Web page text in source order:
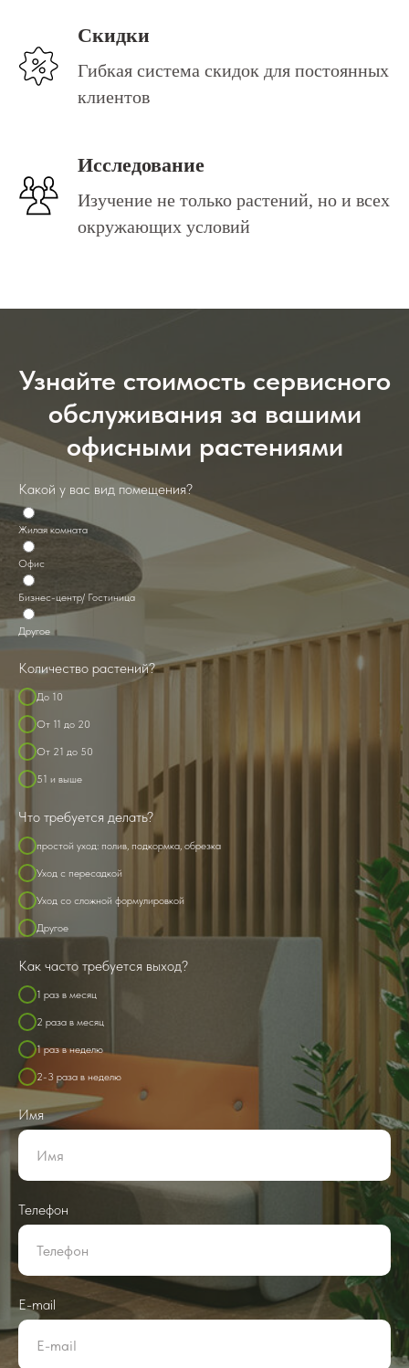
Скидки
Гибкая система скидок для постоянных
клиентов
Исследование
Изучение не только растений, но и всех
окружающих условий
Узнайте стоимость сервисного
обслуживания за вашими
офисными растениями
Какой у вас вид помещения?
Жилая комната
Офис
Бизнес-центр/ Гостиница
Другое
Kоличество растений?
До 10
От 11 до 20
От 21 до 50
51 и выше
Что требуется делать?
простой уход: полив, подкормка, обрезка
Уход с пересадкой
Уход со сложной формулировкой
Другое
Как часто требуется выход?
1 раз в месяц
2 раза в месяц
1 раз в неделю
2-3 раза в неделю
Имя
Телефон
E-mail